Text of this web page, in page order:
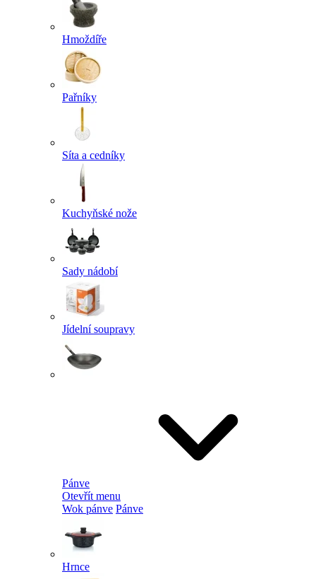
Hmoždíře
Pařníky
Síta a cedníky
Kuchyňské nože
Sady nádobí
Jídelní soupravy
Pánve
Otevřít menu
Wok pánve Pánve
Hrnce